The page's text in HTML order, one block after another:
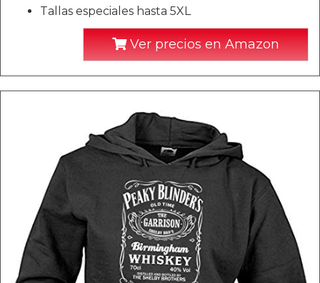
Tallas especiales hasta 5XL
Ver precios en Amazon